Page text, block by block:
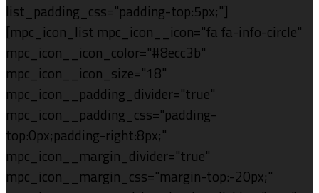
list_padding_css="padding-top:5px;"]
[mpc_icon_list mpc_icon__icon="fa fa-info-circle"
mpc_icon__icon_color="#8ecc3b"
mpc_icon__icon_size="18"
mpc_icon__padding_divider="true"
mpc_icon__padding_css="padding-
top:0px;padding-right:8px;"
mpc_icon__margin_divider="true"
mpc_icon__margin_css="margin-top:-20px;"